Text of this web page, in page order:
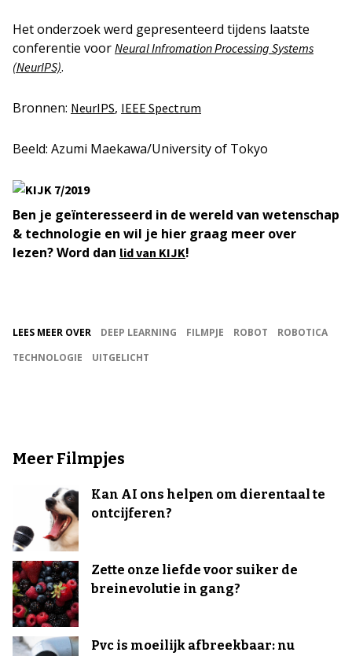
Het onderzoek werd gepresenteerd tijdens laatste
conferentie voor Neural Infromation Processing Systems
(NeurIPS).
Bronnen: NeurIPS, IEEE Spectrum
Beeld: Azumi Maekawa/University of Tokyo
Ben je geïnteresseerd in de wereld van wetenschap
& technologie en wil je hier graag meer over
lezen? Word dan lid van KIJK!
LEES MEER OVER DEEP LEARNING FILMPJE ROBOT
ROBOTICA
TECHNOLOGIE
UITGELICHT
Meer Filmpjes
Kan AI ons helpen om dierentaal te
ontcijferen?
Zette onze liefde voor suiker de
breinevolutie in gang?
Pvc is moeilijk afbreekbaar: nu